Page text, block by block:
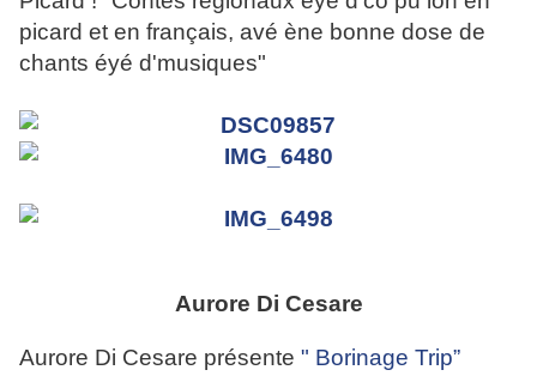
picard et en français, avé ène bonne dose de
chants éyé d'musiques"
Aurore Di Cesare
Aurore Di Cesare présente " Borinage Trip”